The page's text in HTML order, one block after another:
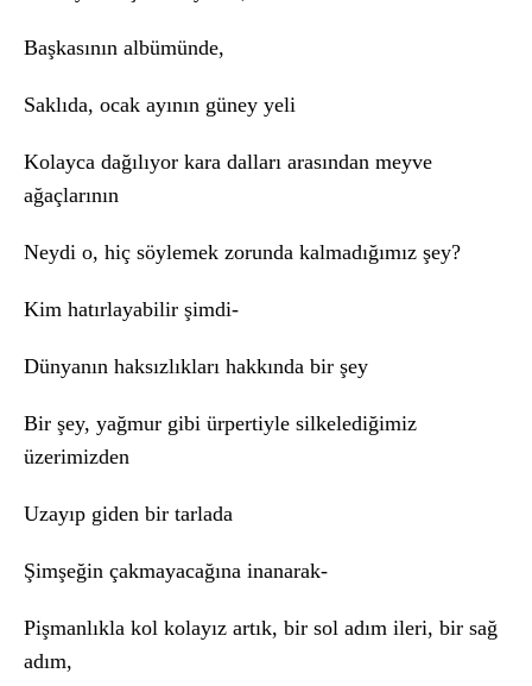
Başkasının albümünde,
Saklıda, ocak ayının güney yeli
Kolayca dağılıyor kara dalları arasından meyve
ağaçlarının
Neydi o, hiç söylemek zorunda kalmadığımız şey?
Kim hatırlayabilir şimdi-
Dünyanın haksızlıkları hakkında bir şey
Bir şey, yağmur gibi ürpertiyle silkelediğimiz
üzerimizden
Uzayıp giden bir tarlada
Şimşeğin çakmayacağına inanarak-
Pişmanlıkla kol kolayız artık, bir sol adım ileri, bir sağ
adım,